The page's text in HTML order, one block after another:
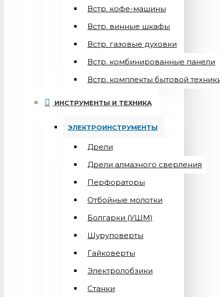
Встр. кофе-машины
Встр. винные шкафы
Встр. газовые духовки
Встр. комбинированные панели
Встр. комплекты бытовой
ИНСТРУМЕНТЫ И ТЕХНИКА
ЭЛЕКТРОИНСТРУМЕНТЫ
Дрели
Дрели алмазного сверления
Перфораторы
Отбойные молотки
Болгарки (УШМ)
Шуруповерты
Гайковерты
Электролобзики
Станки